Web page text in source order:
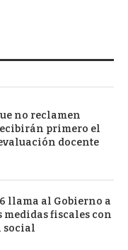
no reclamen
primero el
docente
llama al Gobierno a
medidas fiscales con
social